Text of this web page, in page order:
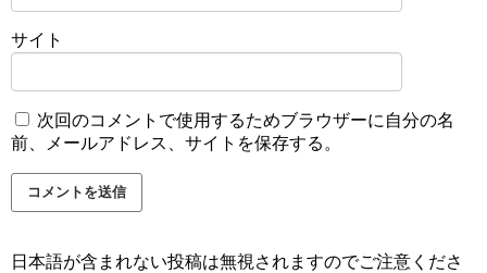
サイト
次回のコメントで使用するためブラウザーに自分の名
前、メールアドレス、サイトを保存する。
日本語が含まれない投稿は無視されますのでご注意くださ